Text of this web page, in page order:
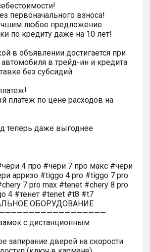
первоначального взноса!
любое предложение
по кредиту даже на 10 лет!
в объявлении достигается при
в трейд-ин и кредита
без субсидий
платеж по цене расходов на
теперь даже выгоднее
4 про #чери 7 про макс #чери
арризо #tiggo 4 pro #tiggo 7 pro
7 pro max #tenet #chery 8 pro
4 #тенет #tenet #t8 #t7
ОБОРУДОВАНИЕ
с дистанционным
запирание дверей на скорости